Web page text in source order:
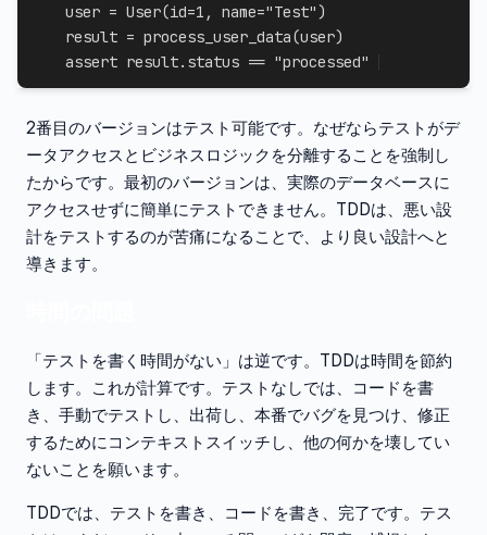
    user
= User(id=1 , name="Test")
    result
= process_user_data(user)
assert result. status == "processed"
2番目のバージョンはテスト可能です。なぜならテストがデ
ータアクセスとビジネスロジックを分離することを強制し
たからです。最初のバージョンは、実際のデータベースに
アクセスせずに簡単にテストできません。TDDは、悪い設
計をテストするのが苦痛になることで、より良い設計へと
導きます。
「テストを書く時間がない」は逆です。TDDは時間を節約
します。これが計算です。テストなしでは、コードを書
き、手動でテストし、出荷し、本番でバグを見つけ、修正
するためにコンテキストスイッチし、他の何かを壊してい
ないことを願います。
TDDでは、テストを書き、コードを書き、完了です。テス